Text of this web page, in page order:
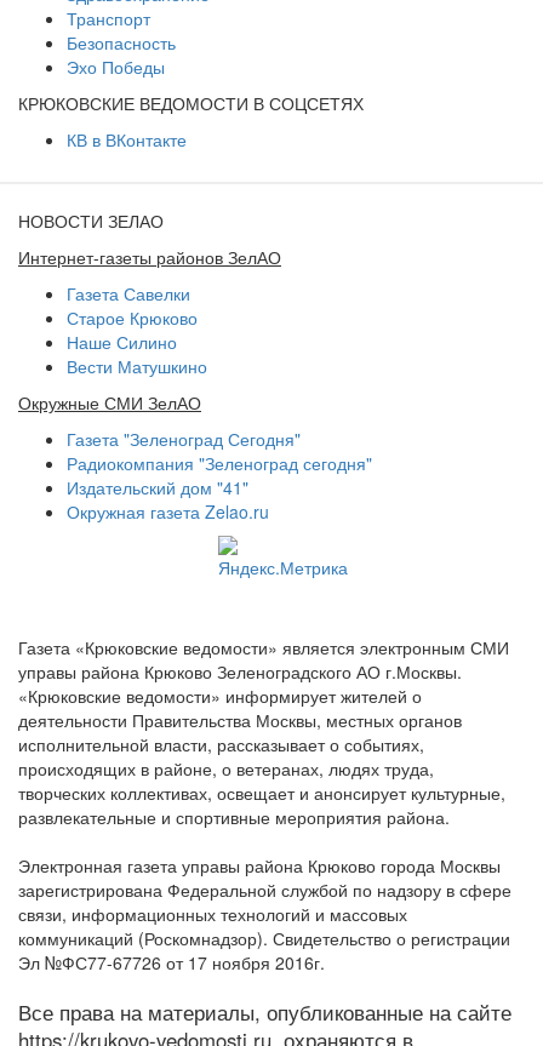
Транспорт
Безопасность
Эхо Победы
КРЮКОВСКИЕ ВЕДОМОСТИ В СОЦСЕТЯХ
КВ в ВКонтакте
НОВОСТИ ЗЕЛАО
Интернет-газеты районов ЗелАО
Газета Савелки
Старое Крюково
Наше Силино
Вести Матушкино
Окружные СМИ ЗелАО
Газета "Зеленоград Сегодня"
Радиокомпания "Зеленоград сегодня"
Издательский дом "41"
Окружная газета Zelao.ru
Газета «Крюковские ведомости» является электронным СМИ
управы района Крюково Зеленоградского АО г.Москвы.
«Крюковские ведомости» информирует жителей о
деятельности Правительства Москвы, местных органов
исполнительной власти, рассказывает о событиях,
происходящих в районе, о ветеранах, людях труда,
творческих коллективах, освещает и анонсирует культурные,
развлекательные и спортивные мероприятия района.
Электронная газета управы района Крюково города Москвы
зарегистрирована Федеральной службой по надзору в сфере
связи, информационных технологий и массовых
коммуникаций (Роскомнадзор). Свидетельство о регистрации
Эл №ФС77-67726 от 17 ноября 2016г.
Все права на материалы, опубликованные на сайте
https://krukovo-vedomosti.ru, охраняются в